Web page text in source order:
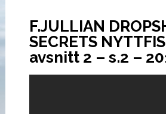
F.JULLIAN
SECRETS
avsnitt 2 – s.2 –